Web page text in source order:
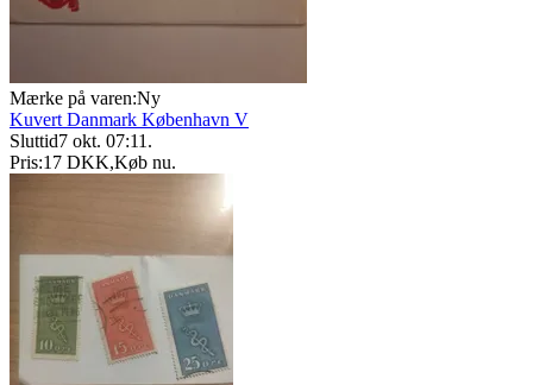
Mærke på varen:Ny
Kuvert Danmark København V
Sluttid7 okt. 07:11 .
Pris:17 DKK,Køb nu.